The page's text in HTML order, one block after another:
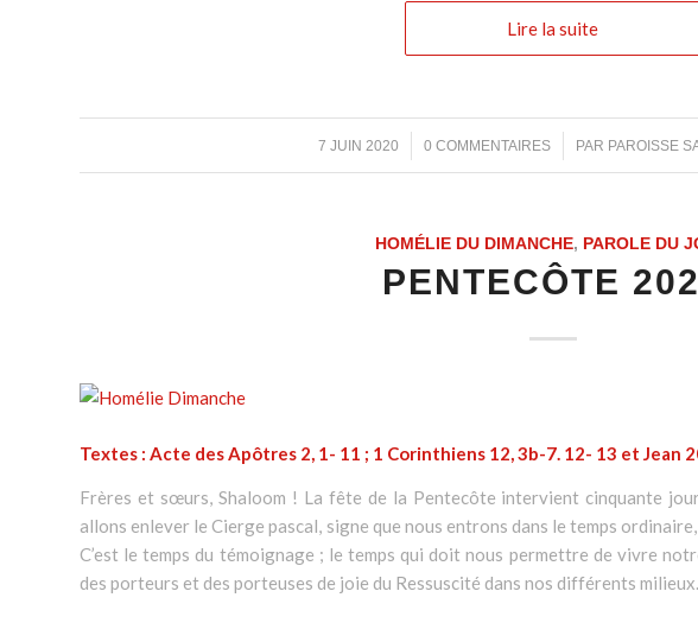
Lire la suite
7 JUIN 2020
/ 0 COMMENTAIRES
/ PAR PAROISSE
HOMÉLIE DU DIMANCHE, PAROLE DU
PENTECÔTE
Textes : Acte des Apôtres 2, 1- 11 ; 1 Corinthiens 12, 3b-7. 12- 13 et Jean
Frères et sœurs, Shaloom ! La fête de la Pentecôte intervient cinquante
allons enlever le Cierge pascal, signe que nous entrons dans le temps
C’est le temps du témoignage ; le temps qui doit nous permettre de vivre
des porteurs et des porteuses de joie du Ressuscité dans nos différents milieux.